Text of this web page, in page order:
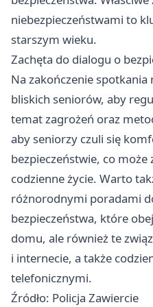
niebezpieczeństwami to
starszym wieku.
Zachęta do dialogu o
Na zakończenie
bliskich seniorów, aby
temat zagrożeń oraz
aby seniorzy czuli się
bezpieczeństwie, co może
codzienne życie. Warto
różnorodnymi poradami
bezpieczeństwa, które
domu, ale również te
i internecie, a także
telefonicznymi.
Źródło: Policja Zawiercie